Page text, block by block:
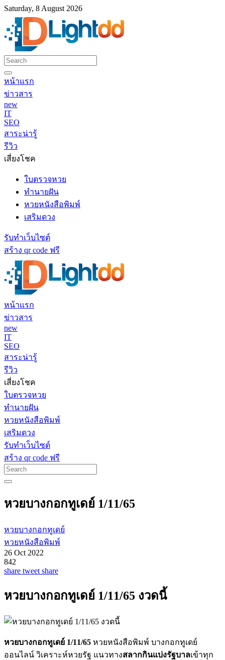
Saturday, 8 August 2026
หน้าแรก
ข่าวสาร
new
IT
SEO
สาระน่ารู้
รีวิว
เสี่ยงโชค
ใบตรวจหวย
ทำนายฝัน
หวยหนังสือพิมพ์
เสริมดวง
รับทำเว็บไซต์
สร้าง qr code ฟรี
หน้าแรก
ข่าวสาร
new
IT
SEO
สาระน่ารู้
รีวิว
เสี่ยงโชค
ใบตรวจหวย
ทำนายฝัน
หวยหนังสือพิมพ์
เสริมดวง
รับทำเว็บไซต์
สร้าง qr code ฟรี
หวยบางกอกทูเดย์ 1/11/65
หวยบางกอกทูเดย์
หวยหนังสือพิมพ์
26 Oct 2022
842
share tweet share
หวยบางกอกทูเดย์ 1/11/65 งวดนี้
หวยบางกอกทูเดย์ 1/11/65 หวยหนังสือพิมพ์ บางกอกทูเดย์
ออนไลน์ วิเคราะห์หวยรัฐ แนวทางสลากกินแบ่งรัฐบาลเข้าทุก